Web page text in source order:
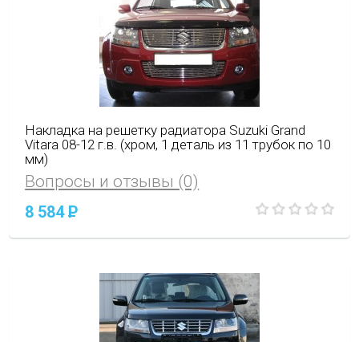
Накладка на решетку радиатора Suzuki Grand
Vitara 08-12 г.в. (хром, 1 деталь из 11 трубок по 10
мм)
Вопросы и отзывы (0)
8 584P